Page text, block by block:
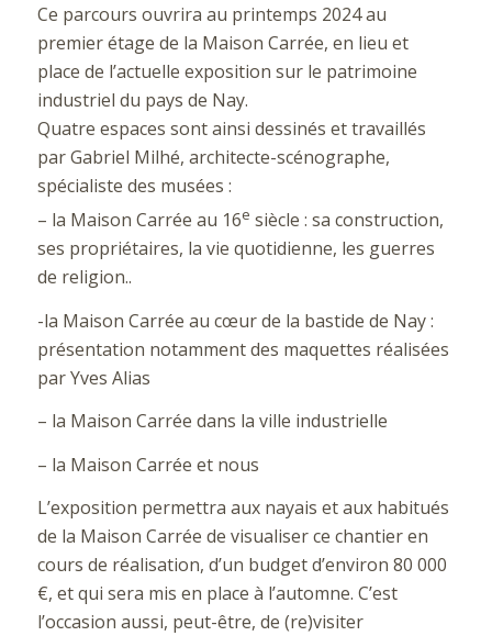
Ce parcours ouvrira au printemps 2024 au
premier étage de la Maison Carrée, en lieu et
place de l’actuelle exposition sur le patrimoine
industriel du pays de Nay.
Quatre espaces sont ainsi dessinés et travaillés
par Gabriel Milhé, architecte-scénographe,
spécialiste des musées :
– la Maison Carrée au 16e siècle : sa construction,
ses propriétaires, la vie quotidienne, les guerres
de religion..
-la Maison Carrée au cœur de la bastide de Nay :
présentation notamment des maquettes réalisées
par Yves Alias
– la Maison Carrée dans la ville industrielle
– la Maison Carrée et nous
L’exposition permettra aux nayais et aux habitués
de la Maison Carrée de visualiser ce chantier en
cours de réalisation, d’un budget d’environ 80 000
€, et qui sera mis en place à l’automne. C’est
l’occasion aussi, peut-être, de (re)visiter